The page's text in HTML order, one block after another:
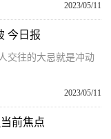
2023/05/11
今日报
交往的大忌就是冲动
2023/05/11
前焦点